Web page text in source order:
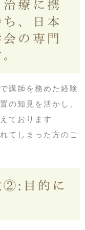
療に携
、日本
の専門
講師を務めた経験
の知見を活かし、
ております
てしまった方のご
②:目的に